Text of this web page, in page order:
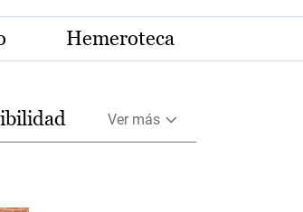
Hemeroteca
Ver más